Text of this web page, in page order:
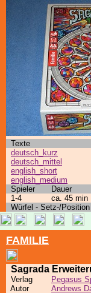
Texte
deutsch_kurz
deutsch_mittel
english_short
english_medium
Spieler Dauer
1-4
ca. 45 min
Würfel - Setz-/Position
FAMILIE
Sagrada
Verlag
Pegasus
Autor
Andrews